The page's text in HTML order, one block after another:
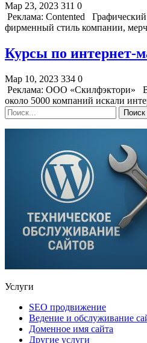
Мар 23, 2023 311 0
Реклама: Contented Графический
фирменный стиль компании,
Курсы по интернет-
Мар 10, 2023 334 0
Реклама: ООО «Скилфэктори» В
около 5000 компаний искали
Услуги
SEO продвижение
Ведение и обслуживание
Доменное имя сайта
Другие услуги